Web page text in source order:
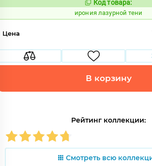
Код товара:
ирония лазурной тени
Цена
В корзину
Рейтинг коллекции:
Смотреть всю